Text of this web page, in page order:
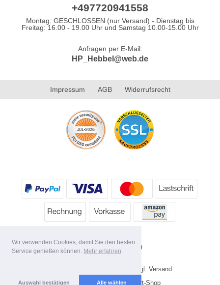
Wir verwenden Cookies, damit Sie den besten
Service genießen können. Mehr erfahren
Auswahl bestätigen Alle wählen
+497720941558
Montag: GESCHLOSSEN (nur Versand) - Dienstag bis
Freitag: 16.00 - 19.00 Uhr und Samstag 10.00-15.00 Uhr
Anfragen per E-Mail:
HP_Hebbel@web.de
Impressum AGB Widerrufsrecht
* Alle Preise inkl. MwSt. evtl. zzgl. Versand
Copyright 2026 by HP's Sport-Shop